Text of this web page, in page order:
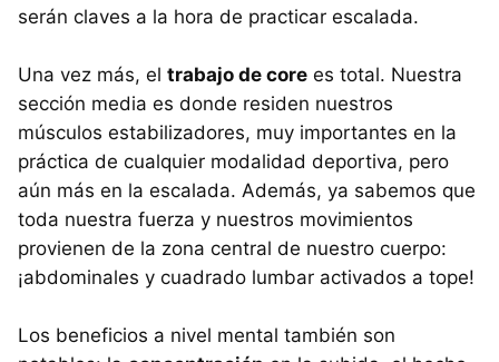
serán claves a la hora de practicar escalada.
Una vez más, el trabajo de core es total. Nuestra
sección media es donde residen nuestros
músculos estabilizadores, muy importantes en la
práctica de cualquier modalidad deportiva, pero
aún más en la escalada. Además, ya sabemos que
toda nuestra fuerza y nuestros movimientos
provienen de la zona central de nuestro cuerpo:
¡abdominales y cuadrado lumbar activados a tope!
Los beneficios a nivel mental también son